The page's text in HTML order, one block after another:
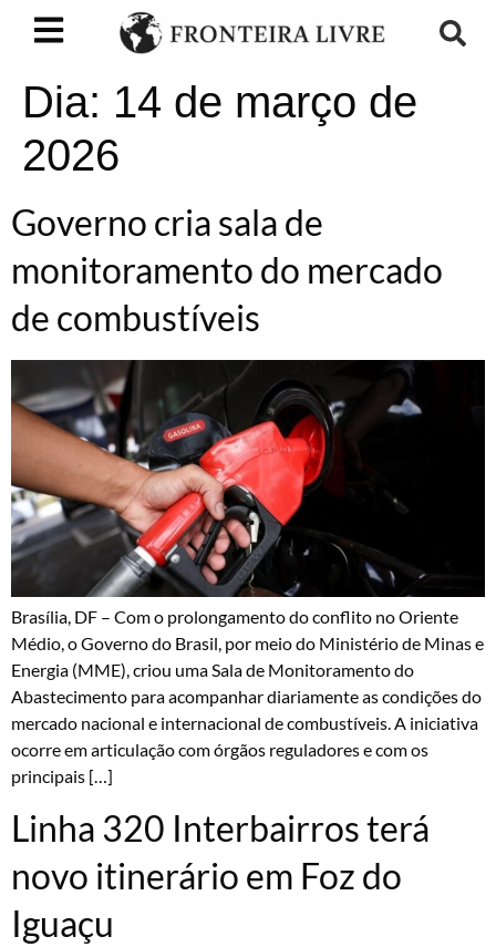
Dia: 14 de março de
2026
Governo cria sala de
monitoramento do mercado
de combustíveis
Brasília, DF – Com o prolongamento do conflito no Oriente
Médio, o Governo do Brasil, por meio do Ministério de Minas e
Energia (MME), criou uma Sala de Monitoramento do
Abastecimento para acompanhar diariamente as condições do
mercado nacional e internacional de combustíveis. A iniciativa
ocorre em articulação com órgãos reguladores e com os
principais […]
Linha 320 Interbairros terá
novo itinerário em Foz do
Iguaçu